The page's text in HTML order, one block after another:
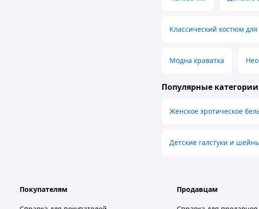
Классический костюм
Модна краватка
Популярные категории
Женское эротическое
Детские галстуки и
Покупателям Продавцам